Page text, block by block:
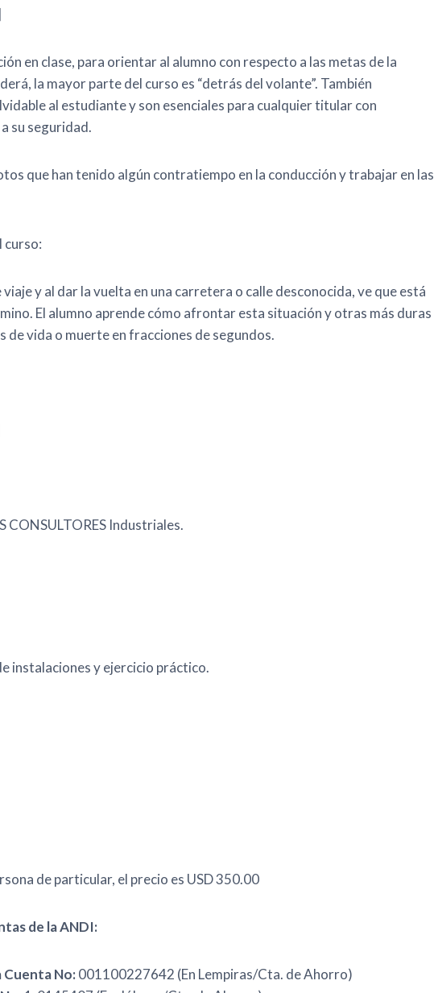
en clase, para orientar al alumno con respecto a las metas de la
la mayor parte del curso es “detrás del volante”. También
al estudiante y son esenciales para cualquier titular con
su seguridad.
que han tenido algún contratiempo en la conducción y trabajar en las
curso:
y al dar la vuelta en una carretera o calle desconocida, ve que está
El alumno aprende cómo afrontar esta situación y otras más duras
de vida o muerte en fracciones de segundos.
CONSULTORES Industriales.
instalaciones y ejercicio práctico.
de particular, el precio es USD 350.00
de la ANDI:
No: 001100227642 (En Lempiras/Cta. de Ahorro)